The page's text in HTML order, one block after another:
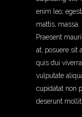
enim leo,
mattis, massa.
Praesent
at, posuere sit
quis dui
vulputate
cupidatat non
deserunt